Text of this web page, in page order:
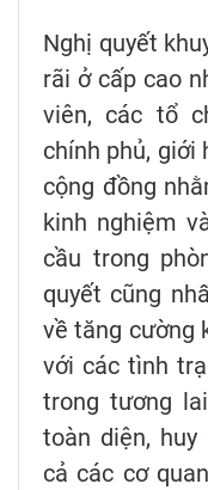
Nghị quyết
rãi ở cấp cao
viên, các tổ
chính phủ, giới
cộng đồng
kinh nghiệm
cầu trong
quyết cũng
về tăng cường
với các tình
trong tương
toàn diện,
cả các cơ